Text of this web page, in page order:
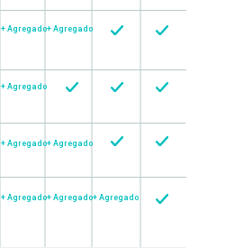
+ Agregado+ Agregado
+ Agregado+ Agregado
+ Agregado+ Agregado
+ Agregado
+ Agregado